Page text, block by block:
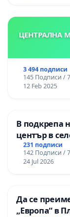
ЦЕНТРАЛНА
3 494 подписи
145 Подписи /
12 Feb 2025
В подкрепа
център в
231 подписи
142 Подписи /
24 Jul 2026
Да се
„Европа“ в